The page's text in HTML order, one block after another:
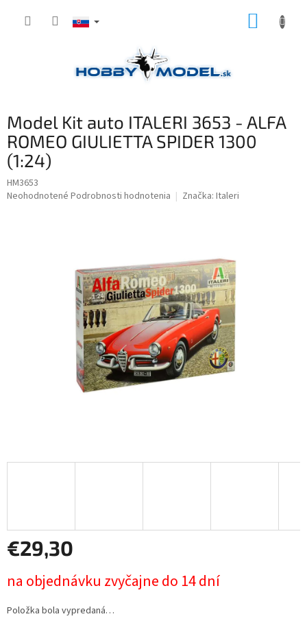
Model Kit auto ITALERI 3653 - ALFA
ROMEO GIULIETTA SPIDER 1300
(1:24)
HM3653
Priemerné
Neohodnotené Podrobnosti hodnotenia Značka: Italeri
€29,30
cena:
na objednávku zvyčajne do 14 dní
Položka bola vypredaná…